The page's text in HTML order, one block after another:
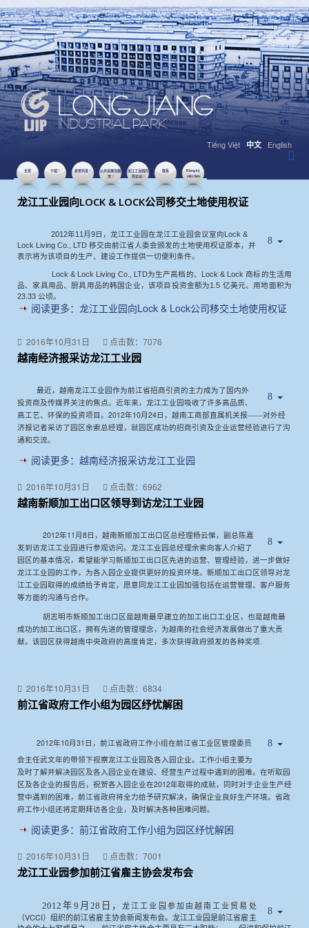
Tiếng Việt 中文 English
主页 介绍 投资讯息
公共设施及服
务
龙江工业园内
的企业
联系
Đăng ký
việc làm
2016年10月31日 点击数：7076
龙江工业园向LOCK & LOCK公司移交土地使用权证
2012年11月9日，龙江工业园在龙江工业园会议室向Lock &
Lock Living Co., LTD 移交由前江省人委会颁发的土地使用权证原本，并
表示将为该项目的生产、建设工作提供一切便利条件。
Lock & Lock Living Co., LTD为生产高档的、Lock & Lock 商标的生活用
品、家具用品、厨具用品的韩国企业，该项目投资金额为1.5 亿美元、用地面积为
23.33 公顷。
阅读更多：龙江工业园向Lock & Lock公司移交土地使用权证
2016年10月31日 点击数：7076
越南经济报采访龙江工业园
最近，越南龙江工业园作为前江省招商引资的主力成为了国内外
投资商及传媒界关注的焦点。近年来，龙江工业园吸收了许多高品质、
高工艺、环保的投资项目。 2012年10月 24日 ，越南工商部直属机关报——对外经
济报记者采访了园区余索总经理，就园区成功的招商引资及企业运营经验进行了沟
通和交流。
阅读更多：越南经济报采访龙江工业园
2016年10月31日 点击数：6962
越南新顺加工出口区领导到访龙江工业园
2012年11 月8日，越南新顺加工出口区总经理杨云悌，副总陈嘉
发到访龙江工业园进行参观访问。龙江工业园总经理余索向客人介绍了
园区的基本情况，希望能学习新顺加工出口区先进的运营、管理经验，进一步做好
龙江工业园的工作，为各入园企业提供更好的投资环境。新顺加工出口区领导对龙
江工业园取得的成绩给予肯定，愿意同龙江工业园加强包括在运营管理、客户服务
等方面的沟通与合作。
胡志明市新顺加工出口区是越南最早建立的加工出口工业区，也是越南最
成功的加工出口区，拥有先进的管理理念，为越南的社会经济发展做出了重大贡
献。该园区获得越南中央政府的高度肯定，多次获得政府颁发的各种奖项.
2016年10月31日 点击数：6834
前江省政府工作小组为园区纾忧解困
2012年10月 31 日 ，前江省政府工作小组在前江省工业区管理委员
会主任武文年的带领下视察龙江工业园及各入园企业。工作小组主要为
及时了解并解决园区及各入园企业在建设、经营生产过程中遇到的困难。在听取园
区及各企业的报告后，祝贺各入园企业在2012年取得的成就，同时对于企业生产经
营中遇到的困难，前江省政府将全力给予研究解决，确保企业良好生产环境。省政
府工作小组还将定期拜访各企业，及时解决各种困难问题。
阅读更多：前江省政府工作小组为园区纾忧解困
2016年10月31日 点击数：7001
龙江工业园参加前江省雇主协会发布会
2012年9月28日 ，龙江工业园参加由越南工业贸易处
（VCCI）组织的前江省雇主协会新闻发布会。龙江工业园是前江省雇主